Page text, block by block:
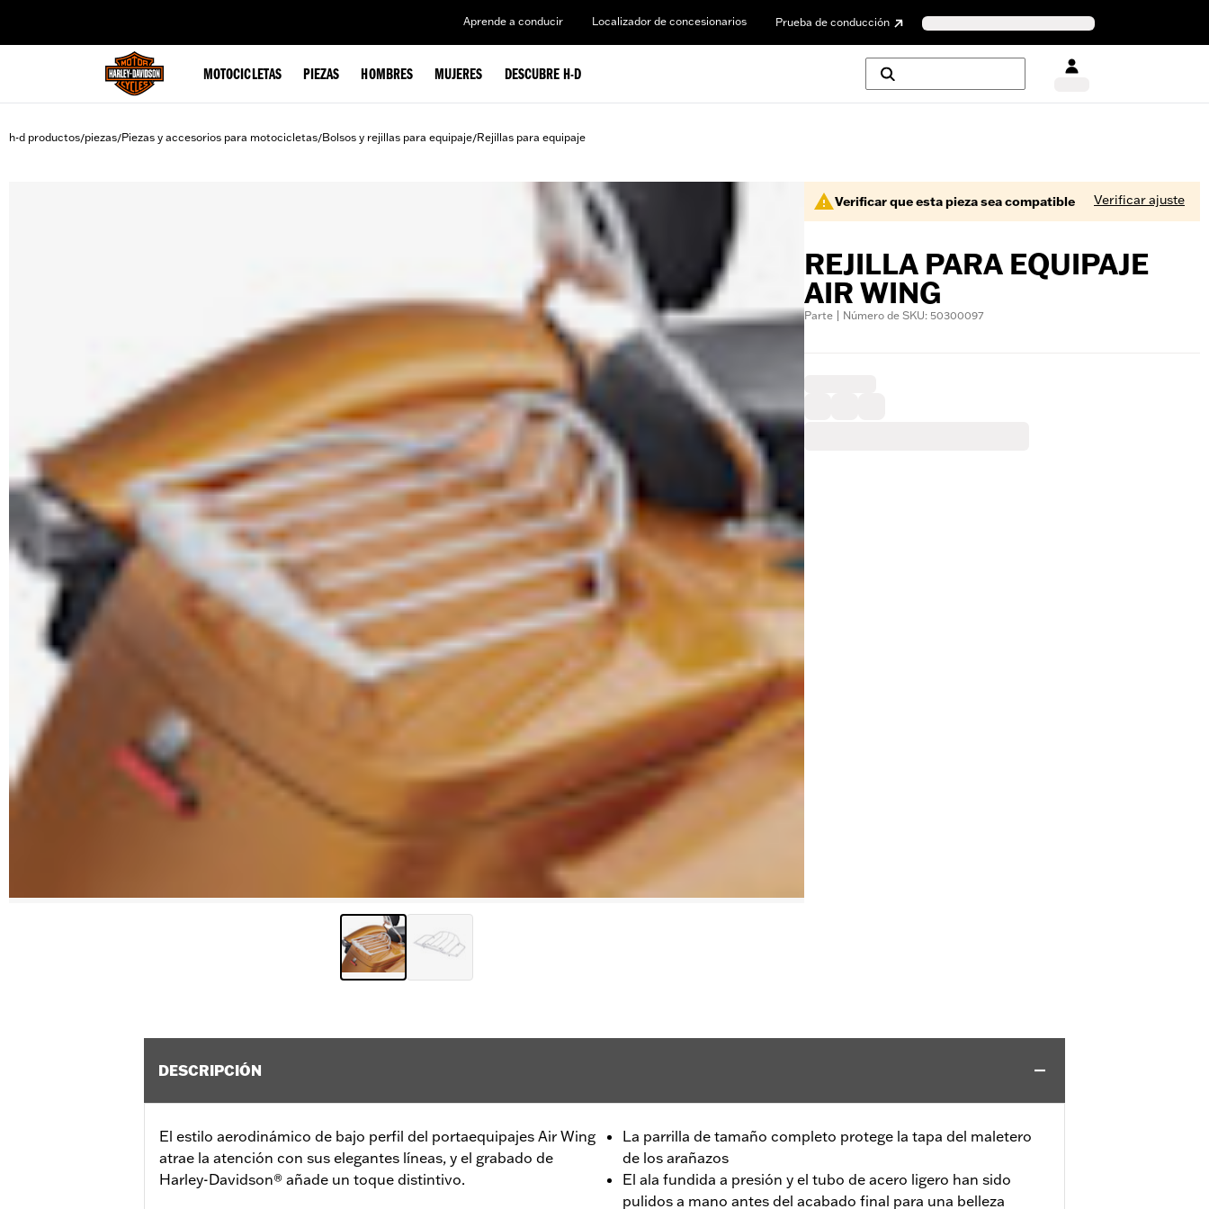
Aprende a conducir Localizador de concesionarios Prueba de conducción
MOTOCICLETAS PIEZAS HOMBRES MUJERES DESCUBRE H-D
h-d productos/piezas/Piezas y accesorios para motocicletas/Bolsos y rejillas para equipaje/Rejillas para equipaje
Verificar que esta pieza sea compatible Verificar ajuste
REJILLA PARA EQUIPAJE
AIR WING
Parte | Número de SKU: 50300097
DESCRIPCIÓN
El estilo aerodinámico de bajo perfil del portaequipajes Air Wing
atrae la atención con sus elegantes líneas, y el grabado de
Harley-Davidson® añade un toque distintivo.
La parrilla de tamaño completo protege la tapa del maletero
de los arañazos
El ala fundida a presión y el tubo de acero ligero han sido
pulidos a mano antes del acabado final para una belleza